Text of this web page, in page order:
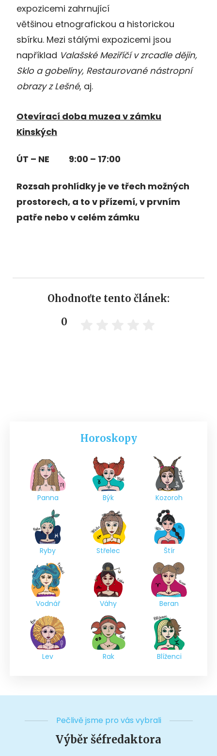
expozicemi zahrnující
většinou etnografickou a historickou
sbírku. Mezi stálými expozicemi jsou
například Valašské Meziříčí v zrcadle dějin,
Sklo a gobelíny, Restaurované nástropní
obrazy z Lešné, aj.
Otevírací doba muzea v zámku
Kinských
ÚT – NE 9:00 – 17:00
Rozsah prohlídky je ve třech možných
prostorech, a to v přízemí, v prvním
patře nebo v celém zámku
Ohodnoťte tento článek:
0
Horoskopy
Panna Býk Kozoroh
Ryby Střelec Štír
Vodnář Váhy Beran
Lev Rak Blíženci
Pečlivě jsme pro vás vybrali
Výběr šéfredaktora